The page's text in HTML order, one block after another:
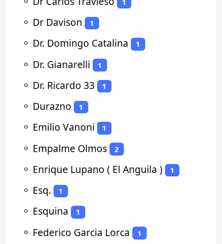
⚬ Dr Davison 1
⚬ Dr. Domingo Catalina 1
⚬ Dr. Gianarelli 1
⚬ Dr. Ricardo 33 1
⚬ Durazno 1
⚬ Emilio Vanoni 1
⚬ Empalme Olmos 2
⚬ Enrique Lupano ( El Anguila ) 1
⚬ Esq. 1
⚬ Esquina 1
⚬ Federico Garcia Lorca 1